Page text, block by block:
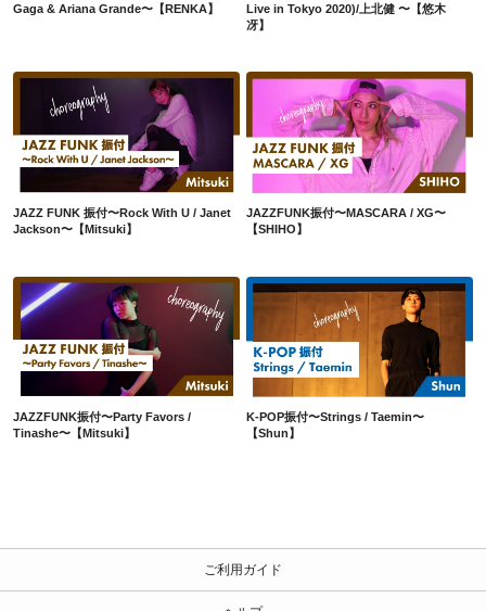
Gaga & Ariana Grande〜【RENKA】
Live in Tokyo 2020)/上北健 〜【悠木
冴】
JAZZ FUNK 振付〜Rock With U / Janet
Jackson〜【Mitsuki】
JAZZFUNK振付〜MASCARA / XG〜【SHIHO】
JAZZFUNK振付〜MASCARA / XG〜
【SHIHO】
JAZZFUNK振付〜Party Favors /
Tinashe〜【Mitsuki】
K-POP振付〜Strings / Taemin〜
【Shun】
ご利用ガイド